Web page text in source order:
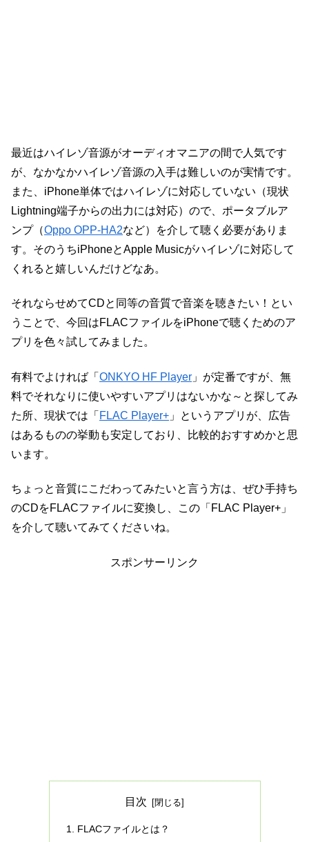
最近はハイレゾ音源がオーディオマニアの間で人気です
が、なかなかハイレゾ音源の入手は難しいのが実情です。
また、iPhone単体ではハイレゾに対応していない（現状
Lightning端子からの出力には対応）ので、ポータブルア
ンプ（Oppo OPP-HA2など）を介して聴く必要がありま
す。そのうちiPhoneとApple Musicがハイレゾに対応して
くれると嬉しいんだけどなあ。
それならせめてCDと同等の音質で音楽を聴きたい！とい
うことで、今回はFLACファイルをiPhoneで聴くためのア
プリを色々試してみました。
有料でよければ「 ONKYO HF Player 」が定番ですが、無
料でそれなりに使いやすいアプリはないかな～と探してみ
た所、現状では「 FLAC Player+ 」というアプリが、広告
はあるものの挙動も安定しており、比較的おすすめかと思
います。
ちょっと音質にこだわってみたいと言う方は、ぜひ手持ち
のCDをFLACファイルに変換し、この「FLAC Player+」
を介して聴いてみてくださいね。
スポンサーリンク
目次
FLACファイルとは？